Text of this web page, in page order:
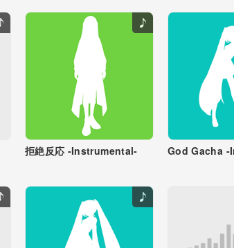
拒絶反応 -Instrumental- God Gacha